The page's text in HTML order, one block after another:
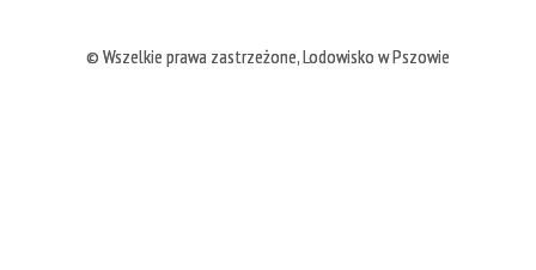
© Wszelkie prawa zastrzeżone, Lodowisko w Pszowie